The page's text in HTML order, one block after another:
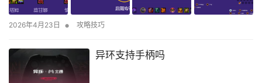
2026年4月23日 • 攻略技巧
异环支持手柄吗